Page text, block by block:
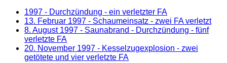
1997 - Durchzündung - ein verletzter FA
13. Februar 1997 - Schaumeinsatz - zwei FA verletzt
8. August 1997 - Saunabrand - Durchzündung - fünf
verletzte FA
20. November 1997 - Kesselzugexplosion - zwei
getötete und vier verletzte FA